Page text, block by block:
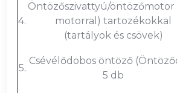
4.
Öntözőszivattyú/öntözőmotor
motorral) tartozékokkal
(tartályok és csövek)
5.
Csévélődobos öntöző
5 db